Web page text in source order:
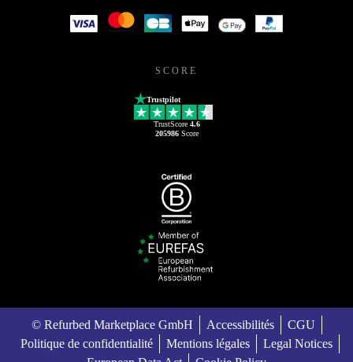
SCORE
Trustpilot
TrustScore 4.6
205986Score
© Refurbed Marketplace GmbH Accessibilités
CGU
Politique de confidentialité
Mentions légales
Legal Notices